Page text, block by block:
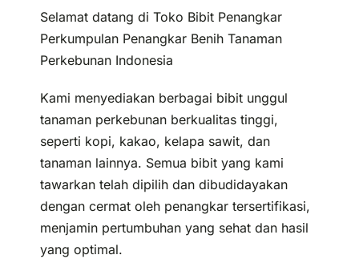
Selamat datang di Toko Bibit Penangkar
Perkumpulan Penangkar Benih Tanaman
Perkebunan Indonesia
Kami menyediakan berbagai bibit unggul
tanaman perkebunan berkualitas tinggi,
seperti kopi, kakao, kelapa sawit, dan
tanaman lainnya. Semua bibit yang kami
tawarkan telah dipilih dan dibudidayakan
dengan cermat oleh penangkar tersertifikasi,
menjamin pertumbuhan yang sehat dan hasil
yang optimal.